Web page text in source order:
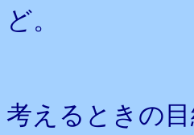
ど。
考えるときの